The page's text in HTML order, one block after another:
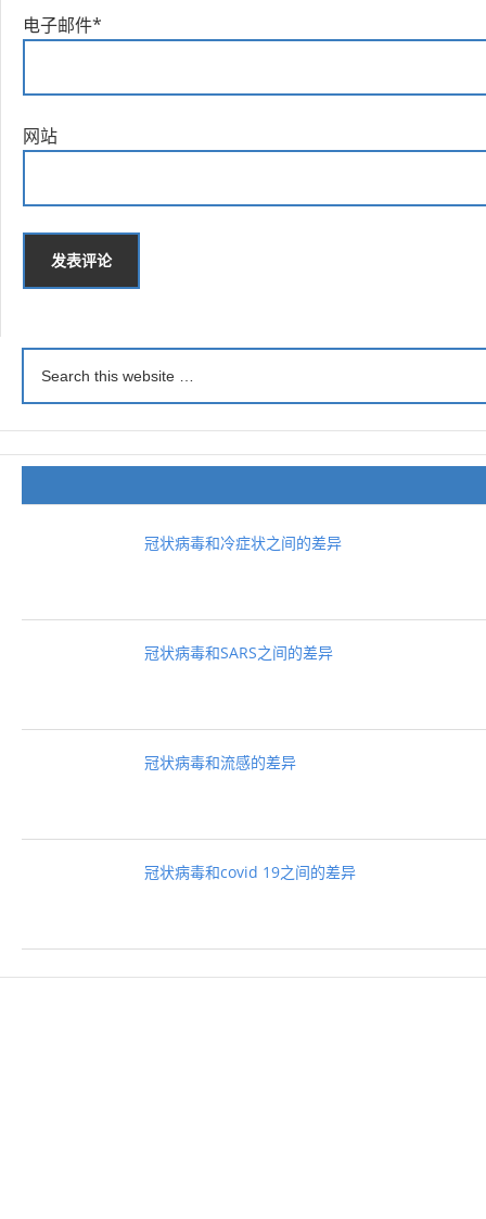
电子邮件*
网站
冠状病毒和冷症状之间的差异
冠状病毒和SARS之间的差异
冠状病毒和流感的差异
冠状病毒和covid 19之间的差异